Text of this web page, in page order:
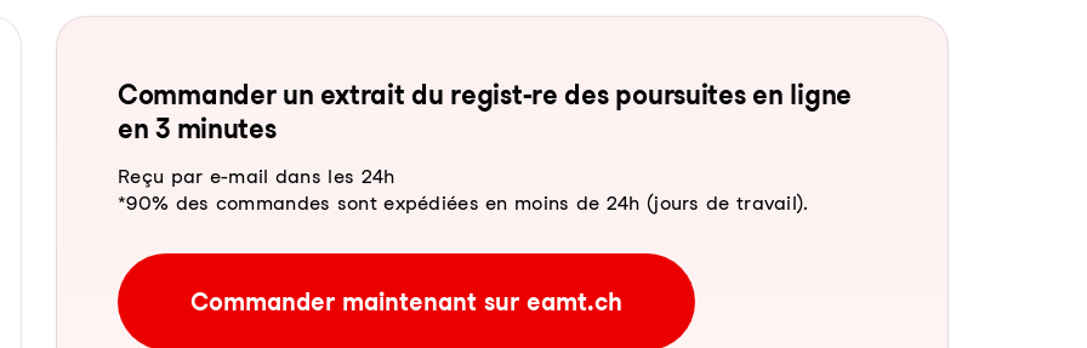
Com­man­der un ex­trait du re­gist-re des pour­sui­tes en li­gne
en 3 mi­nu­tes
Reçu par e-mail dans les 24h
*90% des commandes sont expédiées en moins de 24h (jours de travail).
Commander maintenant sur eamt.ch